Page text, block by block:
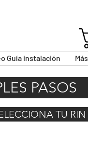
Guía instalación Más
PASOS
TU RIN